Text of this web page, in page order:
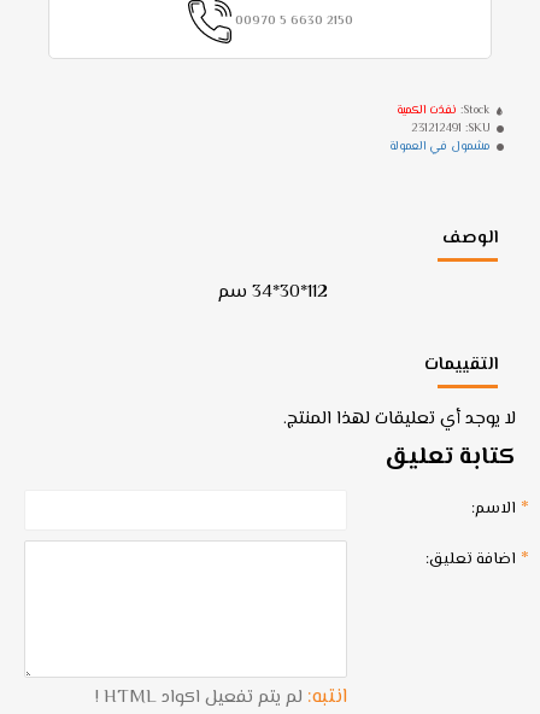
Stock: نفذت الكمية
SKU:
231212491
مشمول في العمولة
00970 5 6630 2150
الوصف
112*30*34 سم
التقييمات
لا يوجد أي تعليقات لهذا المنتج.
كتابة تعليق
الاسم:
اضافة تعليق:
انتبه: لم يتم تفعيل اكواد HTML !